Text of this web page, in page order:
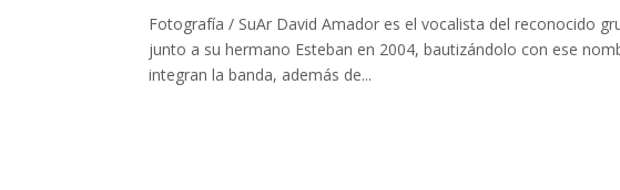
Fotografía / SuAr David Amador es el vocalista del reconocido
junto a su hermano Esteban en 2004, bautizándolo con ese
integran la banda, además de...